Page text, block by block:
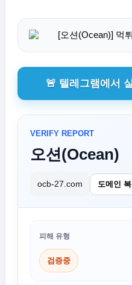
🚨 텔레그램에서
VERIFY REPORT
오션(Ocean)
ocb-27.com 도메인
피해 유형
검증중